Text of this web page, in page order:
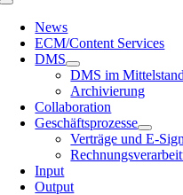
Toggle
Navigation
News
ECM/Content Services
DMS
DMS im Mittelstand
Archivierung
Collaboration
Geschäftsprozesse
Verträge und E-
Input
Output